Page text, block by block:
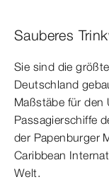
Sauberes
Sie sind die
Deutschland
Maßstäbe für den
Passagierschiffe
der Papenburger
Caribbean
Welt.